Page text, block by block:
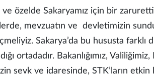
özelde Sakaryamız için bir
mevzuatın ve devletimizin
Sakarya’da bu hususta farklı
ortadadır. Bakanlığımız,
sevk ve idaresinde, STK’ların etkin